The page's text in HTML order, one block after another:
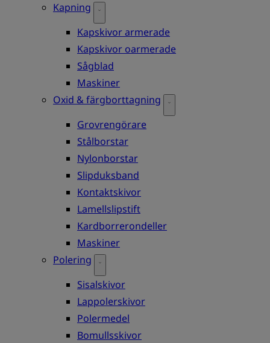
Kapning
Kapskivor armerade
Kapskivor oarmerade
Sågblad
Maskiner
Oxid & färgborttagning
Grovrengörare
Stålborstar
Nylonborstar
Slipduksband
Kontaktskivor
Lamellslipstift
Kardborrerondeller
Maskiner
Polering
Sisalskivor
Lappolerskivor
Polermedel
Bomullsskivor